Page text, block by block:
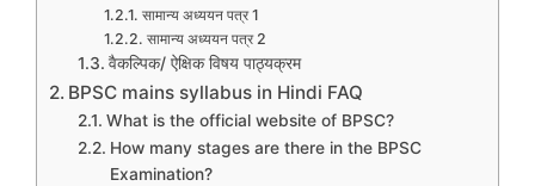
सामान्य अध्ययन पत्र 1
सामान्य अध्ययन पत्र 2
वैकल्पिक/ ऐक्षिक विषय पाठ्यक्रम
BPSC mains syllabus in Hindi FAQ
What is the official website of BPSC?
How many stages are there in the BPSC
Examination?